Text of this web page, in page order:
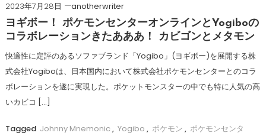
2023年7月28日
anotherwriter
ヨギボー！ ポケモンセンターオンラインとYogiboの
コラボレーションきたあああ！ カビゴンとメタモン
快適性に定評のあるソファブランド「Yogibo」(ヨギボー)を展開する株
式会社Yogiboは、日本国内において株式会社ポケモンセンターとのコラ
ボレーションを遂に実現した。ポケットモンスターの中でも特に人気の高
いカビコ […]
Tagged Johnny Mnemonic , Yogibo , ポケモン , ポケモンセンタ